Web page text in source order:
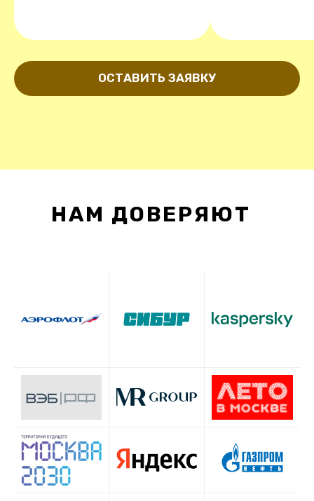
ОСТАВИТЬ ЗАЯВКУ
НАМ ДОВЕРЯЮТ